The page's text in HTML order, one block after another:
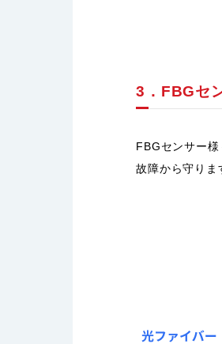
3．FBGセ
FBGセンサー
故障から守りま